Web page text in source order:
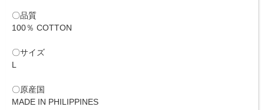
〇品質
100％ COTTON
〇サイズ
L
〇原産国
MADE IN PHILIPPINES